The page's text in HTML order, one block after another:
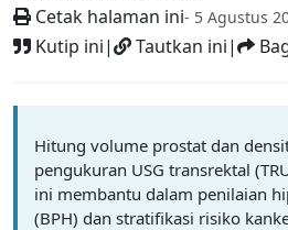
Cetak halaman ini- 5 Agustus
Kutip ini| Tautkan ini|
Hitung volume prostat dan
pengukuran USG transrektal
ini membantu dalam penilaian
(BPH) dan stratifikasi risiko